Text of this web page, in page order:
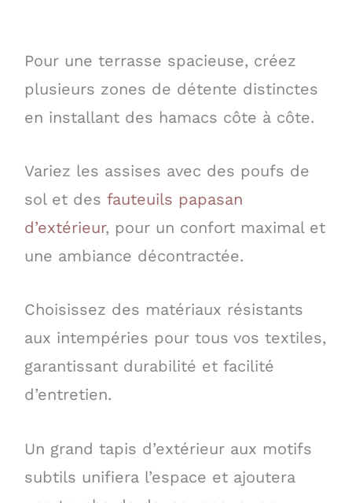
Pour une terrasse spacieuse, créez
plusieurs zones de détente distinctes
en installant des hamacs côte à côte.
Variez les assises avec des poufs de
sol et des fauteuils papasan
d’extérieur, pour un confort maximal et
une ambiance décontractée.
Choisissez des matériaux résistants
aux intempéries pour tous vos textiles,
garantissant durabilité et facilité
d’entretien.
Un grand tapis d’extérieur aux motifs
subtils unifiera l’espace et ajoutera